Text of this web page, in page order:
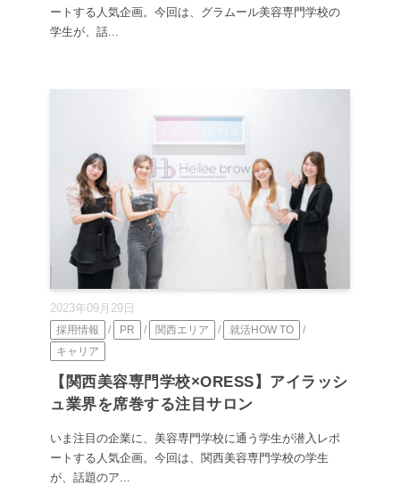
ートする人気企画。今回は、グラムール美容専門学校の
学生が、話...
2023年09月29日
採用情報 / PR / 関西エリア / 就活HOW TO
/
キャリア
【関西美容専門学校×ORESS】アイラッシ
ュ業界を席巻する注目サロン
いま注目の企業に、美容専門学校に通う学生が潜入レポ
ートする人気企画。今回は、関西美容専門学校の学生
が、話題のア...